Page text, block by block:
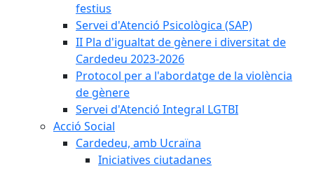
festius
Servei d'Atenció Psicològica (SAP)
II Pla d'igualtat de gènere i diversitat de
Cardedeu 2023-2026
Protocol per a l'abordatge de la violència
de gènere
Servei d'Atenció Integral LGTBI
Acció Social
Cardedeu, amb Ucraïna
Iniciatives ciutadanes